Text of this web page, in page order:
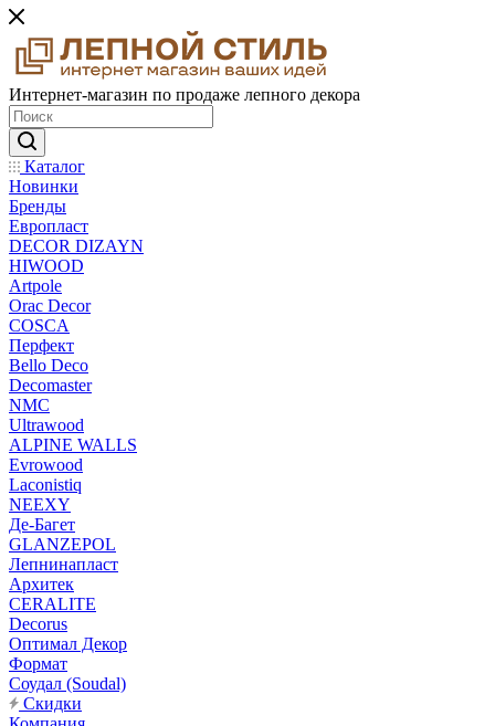
Интернет-магазин по продаже лепного декора
Каталог
Новинки
Бренды
Европласт
DECOR DIZAYN
HIWOOD
Artpole
Orac Decor
COSCA
Перфект
Bello Deco
Decomaster
NMС
Ultrawood
ALPINE WALLS
Evrowood
Laconistiq
NEEXY
Де-Багет
GLANZEPOL
Лепнинапласт
Архитек
CERALITE
Decorus
Оптимал Декор
Формат
Соудал (Soudal)
Скидки